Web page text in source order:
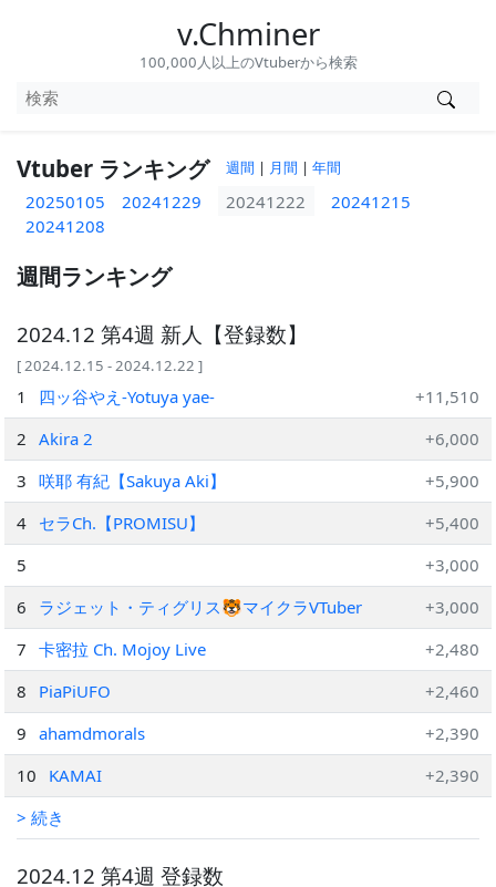
v.Chminer
100,000人以上のVtuberから検索
Vtuber ランキング 週間 | 月間 | 年間
20250105 20241229 20241222
20241215
20241208
週間ランキング
2024.12 第4週 新人【登録数】
[ 2024.12.15 - 2024.12.22 ]
1 四ッ谷やえ-Yotuya yae-
+11,510
2
Akira 2
+6,000
3
咲耶 有紀【Sakuya Aki】
+5,900
4 セラCh.【PROMISU】
+5,400
5
+3,000
6
ラジェット・ティグリス🐯マイクラVTuber
+3,000
7
卡密拉 Ch. Mojoy Live
+2,480
8
PiaPiUFO
+2,460
9
ahamdmorals
+2,390
10
KAMAI
+2,390
> 続き
2024.12 第4週 登録数